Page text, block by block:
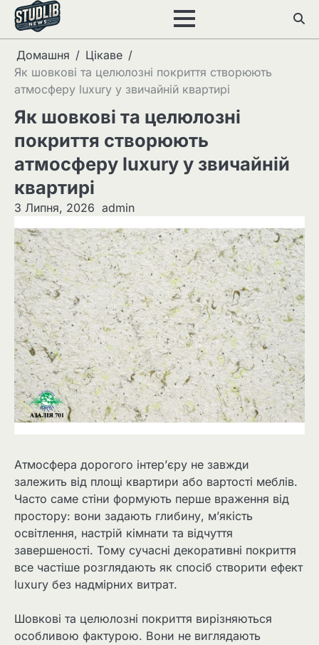
Перейти
вмісту
Домашня
Цікаве
Як шовкові та целюлозні покриття створюють
атмосферу luxury у звичайній квартирі
Як шовкові та целюлозні
покриття створюють
атмосферу luxury у звичайній
квартирі
3 Липня, 2026 admin
Атмосфера дорогого інтер’єру не завжди
залежить від площі квартири або вартості меблів.
Часто саме стіни формують перше враження від
простору: вони задають глибину, м’якість
освітлення, настрій кімнати та відчуття
завершеності. Тому сучасні декоративні покриття
все частіше розглядають як спосіб створити ефект
luxury без надмірних витрат.
Шовкові та целюлозні покриття вирізняються
особливою фактурою. Вони не виглядають